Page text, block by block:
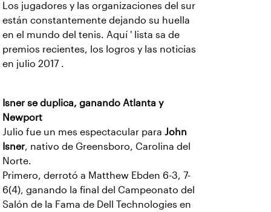
Los jugadores y las organizaciones del sur
están constantemente dejando su huella
en el mundo del tenis. Aquí ' lista sa de
premios recientes, los logros y las noticias
en julio 2017 .
Isner se duplica, ganando Atlanta y
Newport
Julio fue un mes espectacular para John
Isner, nativo de Greensboro, Carolina del
Norte.
Primero, derrotó a Matthew Ebden 6-3, 7-
6(4), ganando la final del Campeonato del
Salón de la Fama de Dell Technologies en